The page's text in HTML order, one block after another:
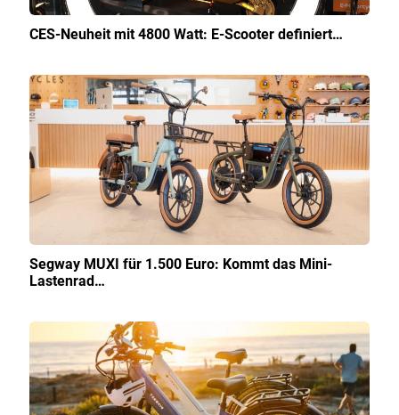
CES-Neuheit mit 4800 Watt: E-Scooter definiert…
Segway MUXI für 1.500 Euro: Kommt das Mini-
Lastenrad…